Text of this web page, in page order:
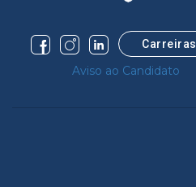
Carreiras
Aviso ao Candidato